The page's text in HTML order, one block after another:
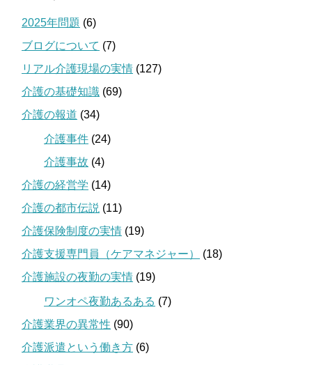
2025年問題 (6)
ブログについて (7)
リアル介護現場の実情 (127)
介護の基礎知識 (69)
介護の報道 (34)
介護事件 (24)
介護事故 (4)
介護の経営学 (14)
介護の都市伝説 (11)
介護保険制度の実情 (19)
介護支援専門員（ケアマネジャー）
(18)
介護施設の夜勤の実情 (19)
ワンオペ夜勤あるある (7)
介護業界の異常性 (90)
介護派遣という働き方 (6)